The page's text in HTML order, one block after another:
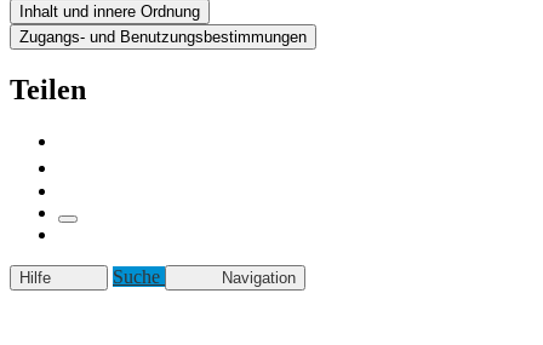
Inhalt und innere Ordnung
Zugangs- und Benutzungsbestimmungen
Teilen
Hilfe Suche Navigation